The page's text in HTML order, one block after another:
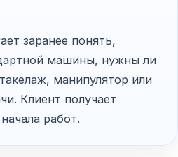
заранее понять,
машины, нужны ли
манипулятор или
Клиент получает
работ.